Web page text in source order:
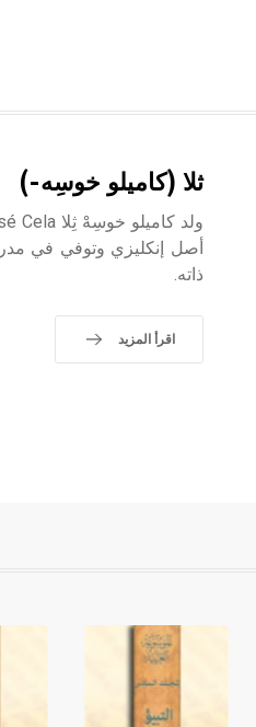
ثلا (كاميلو خوسِه-)
أصل إنكليزي وتوفي في
ذاته.
اقرأ المزيد